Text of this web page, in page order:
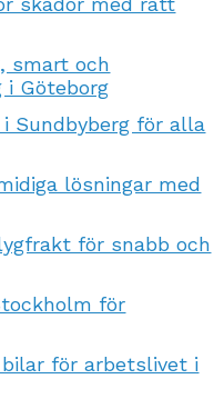
smart och
i Göteborg
Sundbyberg för alla
lösningar med
för snabb och
för
för arbetslivet i